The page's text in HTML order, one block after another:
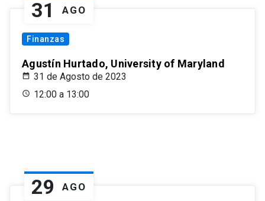
31 AGO
Finanzas
Agustín Hurtado, University of Maryland
31 de Agosto de 2023
12:00 a 13:00
29 AGO